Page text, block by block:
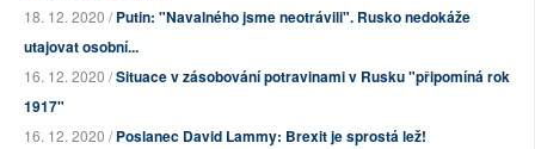
18. 12. 2020 /Putin: "Navalného jsme neotrávili". Rusko nedokáže
utajovat osobní...
16. 12. 2020 /Situace v zásobování potravinami v Rusku "připomíná rok
1917"
16. 12. 2020 /Poslanec David Lammy: Brexit je sprostá lež!